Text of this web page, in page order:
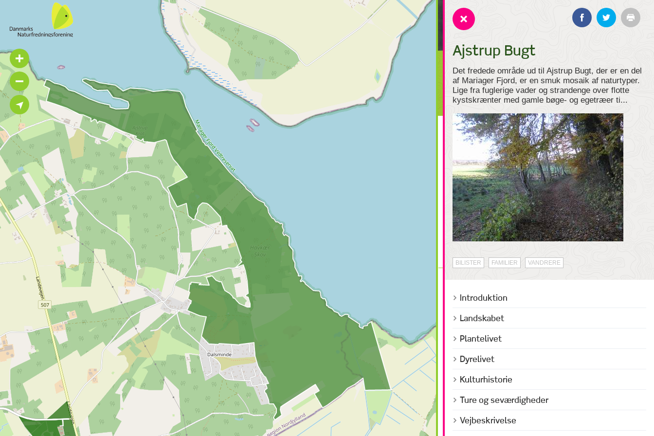
Ajstrup Bugt
Det fredede område ud til Ajstrup Bugt, der er en del
af Mariager Fjord, er en smuk mosaik af naturtyper.
Lige fra fuglerige vader og strandenge over flotte
kystskrænter med gamle bøge- og egetræer ti...
BILISTER FAMILIER VANDRERE
Introduktion
Landskabet
Plantelivet
Dyrelivet
Kulturhistorie
Ture og seværdigheder
Vejbeskrivelse